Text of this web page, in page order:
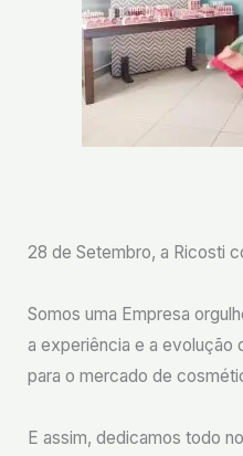
28 de Setembro, a Ricosti
Somos uma Empresa
a experiência e a evolução
para o mercado de
E assim, dedicamos todo